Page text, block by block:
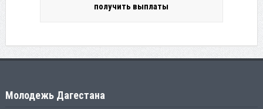
получить выплаты
Молодежь Дагестана